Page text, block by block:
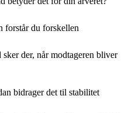
forstår du forskellen
der, når modtageren bliver
bidrager det til stabilitet